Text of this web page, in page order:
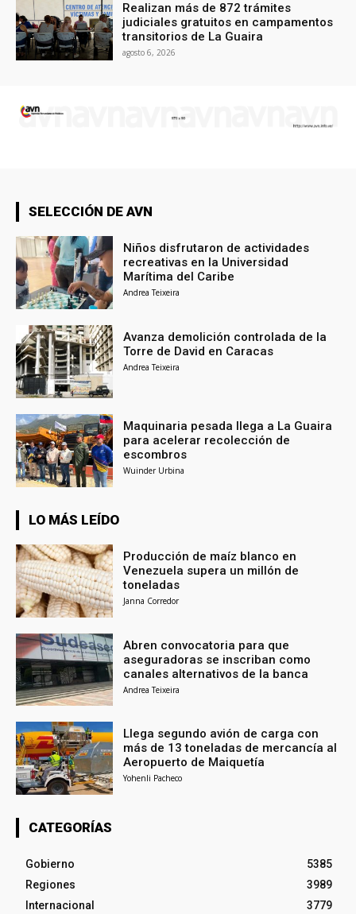
Realizan más de 872 trámites
judiciales gratuitos en campamentos
transitorios de La Guaira
agosto 6, 2026
SELECCIÓN DE AVN
Niños disfrutaron de actividades
recreativas en la Universidad
Marítima del Caribe
Andrea Teixeira
Avanza demolición controlada de la
Torre de David en Caracas
Andrea Teixeira
Maquinaria pesada llega a La Guaira
para acelerar recolección de
escombros
Wuinder Urbina
LO MÁS LEÍDO
Producción de maíz blanco en
Venezuela supera un millón de
toneladas
Janna Corredor
Abren convocatoria para que
aseguradoras se inscriban como
canales alternativos de la banca
Andrea Teixeira
Llega segundo avión de carga con
más de 13 toneladas de mercancía al
Aeropuerto de Maiquetía
Yohenli Pacheco
CATEGORÍAS
Gobierno
5385
Regiones
3989
Internacional
3779